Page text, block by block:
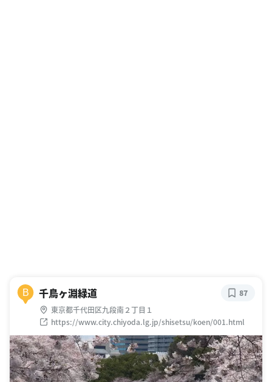
B 千鳥ヶ淵緑道
東京都千代田区九段南２丁目１
https://www.city.chiyoda.lg.jp/shisetsu/koen/001.html
87